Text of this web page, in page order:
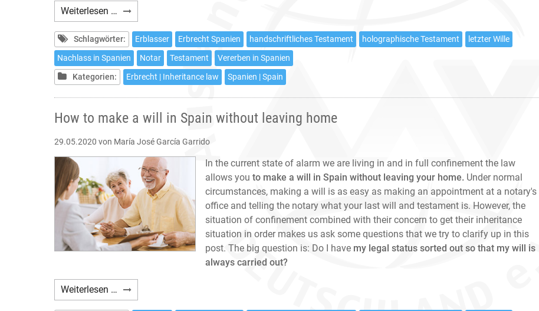
Weiterlesen … Cómo
hacer
testamento
en
España
sin
salir
de
casa
Schlagwörter: Erblasser Erbrecht Spanien handschriftliches Testament holographische Testament
letzter Wille
Nachlass in Spanien
Notar Testament
Vererben in Spanien
Kategorien:
Erbrecht | Inheritance law Spanien | Spain
How to make a will in Spain without leaving home
29.05.2020 von María José García Garrido
In the current state of alarm we are living in and in full confinement the law
allows you to make a will in Spain without leaving your home. Under normal
circumstances, making a will is as easy as making an appointment at a notary's
office and telling the notary what your last will and testament is. However, the
situation of confinement combined with their concern to get their inheritance
situation in order makes us ask some questions that we try to clarify up in this
post. The big question is: Do I have my legal status sorted out so that my will is
always carried out?
Weiterlesen … How
to